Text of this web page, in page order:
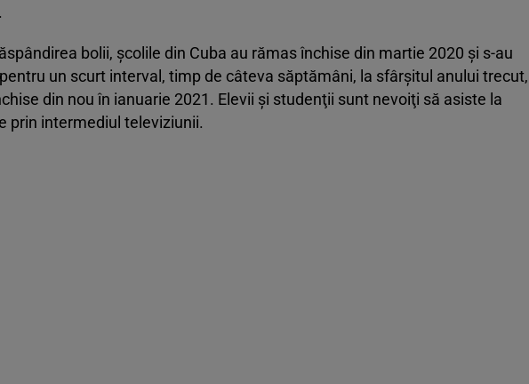
bolii, şcolile din Cuba au rămas închise din martie 2020 şi s-au
un scurt interval, timp de câteva săptămâni, la sfârşitul anului trecut,
din nou în ianuarie 2021. Elevii şi studenţii sunt nevoiţi să asiste la
prin intermediul televiziunii.